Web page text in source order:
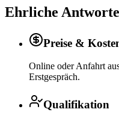
Ehrliche
Preise &
Online oder Anfahrt
Erstgespräch.
Qualifikation